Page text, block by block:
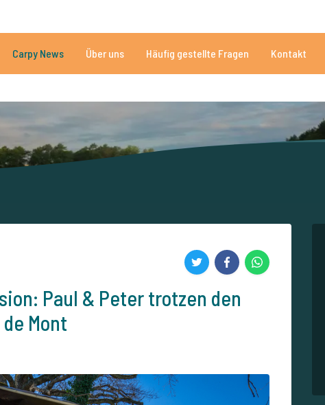
Carpy News Über uns Häufig gestellte Fragen Kontakt
Paul & Peter trotzen den
Mont